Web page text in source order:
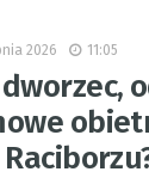
2026 11:05